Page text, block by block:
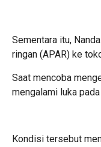
Sementara itu,
ringan (APAR) ke
Saat mencoba
mengalami luka
Kondisi tersebut